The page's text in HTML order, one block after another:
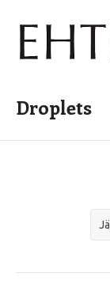
Droplets